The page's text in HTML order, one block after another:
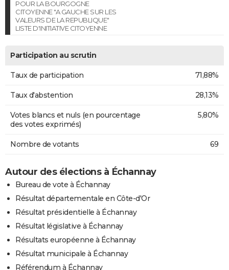
POUR LA BOURGOGNE
CITOYENNE "A GAUCHE SUR LES
VALEURS DE LA REPUBLIQUE"
LISTE D'INITIATIVE CITOYENNE
Participation au scrutin
Taux de participation 71,88%
Taux d'abstention 28,13%
Votes blancs et nuls (en pourcentage
des votes exprimés)
5,80%
Nombre de votants 69
Autour des élections à Échannay
Bureau de vote à Échannay
Résultat départementale en Côte-d'Or
Résultat présidentielle à Échannay
Résultat législative à Échannay
Résultats européenne à Échannay
Résultat municipale à Échannay
Référendum à Échannay